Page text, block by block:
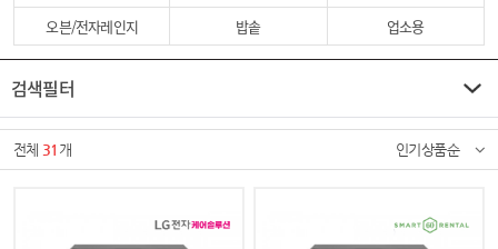
오븐/전자레인지
밥솥 업소용
검색필터
전체 31 개 인기상품순